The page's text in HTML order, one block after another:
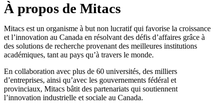
À propos de Mitacs
Mitacs est un organisme à but non lucratif qui favorise la croissance
et l’innovation au Canada en résolvant des défis d’affaires grâce à
des solutions de recherche provenant des meilleures institutions
académiques, tant au pays qu’à travers le monde.
En collaboration avec plus de 60 universités, des milliers
d’entreprises, ainsi qu’avec les gouvernements fédéral et
provinciaux, Mitacs bâtit des partenariats qui soutiennent
l’innovation industrielle et sociale au Canada.